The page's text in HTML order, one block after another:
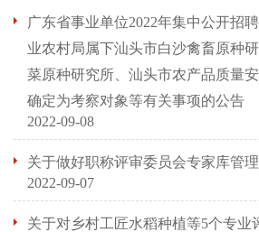
广东省事业单位2022年集中公开招
业农村局属下汕头市白沙禽畜原种
菜原种研究所、汕头市农产品质量
确定为考察对象等有关事项的公告
2022-09-08
关于做好职称评审委员会专家库管
2022-09-07
关于对乡村工匠水稻种植等5个专业